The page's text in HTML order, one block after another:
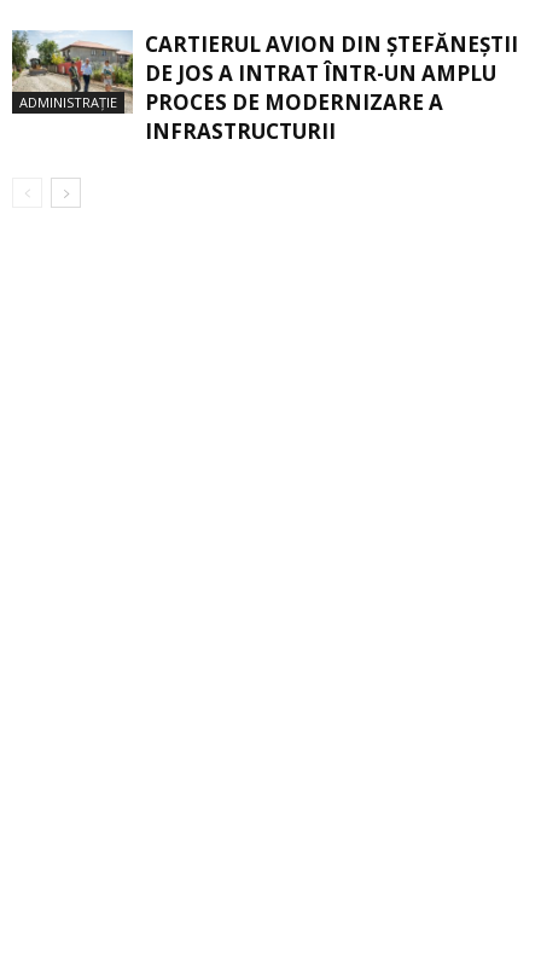
ADMINISTRAȚIE
CARTIERUL AVION DIN ŞTEFĂNEŞTII
DE JOS A INTRAT ÎNTR-UN AMPLU
PROCES DE MODERNIZARE A
INFRASTRUCTURII